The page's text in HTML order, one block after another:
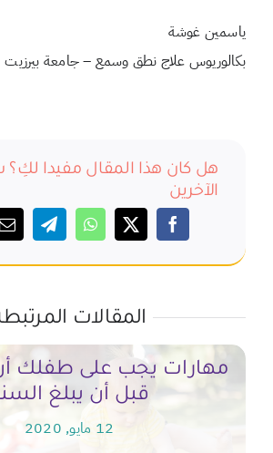
هل كان هذا المقال مفيدا لكِ؟
الآخرين
المقالات المرتبطة
مهارات يجب على طفلك
قبل أن يبلغ
الاستشارات